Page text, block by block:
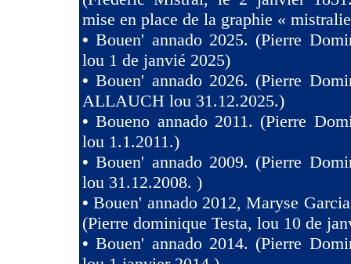
mise en place de la graphie «
•Bouen' annado 2025. (Pierre
lou 1 de janvié 2025)
•Bouen' annado 2026. (Pierre
ALLAUCH lou 31.12.2025.)
•Boueno annado 2011. (Pierre
lou 1.1.2011.)
•Bouen' annado 2009. (Pierre
lou 31.12.2008. )
•Bouen' annado 2012, Maryse
(Pierre dominique Testa, lou 10 de
•Bouen' annado 2014. (Pierre